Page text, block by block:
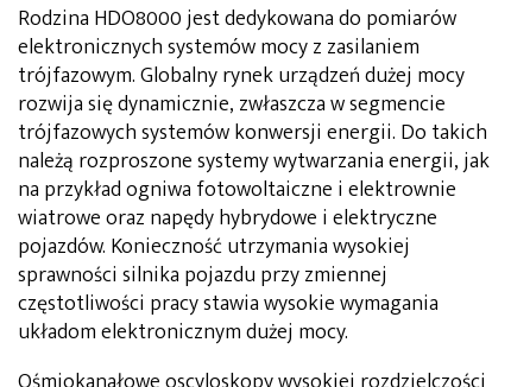
Rodzina HDO8000 jest dedykowana do pomiarów
elektronicznych systemów mocy z zasilaniem
trójfazowym. Globalny rynek urządzeń dużej mocy
rozwija się dynamicznie, zwłaszcza w segmencie
trójfazowych systemów konwersji energii. Do takich
należą rozproszone systemy wytwarzania energii, jak
na przykład ogniwa fotowoltaiczne i elektrownie
wiatrowe oraz napędy hybrydowe i elektryczne
pojazdów. Konieczność utrzymania wysokiej
sprawności silnika pojazdu przy zmiennej
częstotliwości pracy stawia wysokie wymagania
układom elektronicznym dużej mocy.